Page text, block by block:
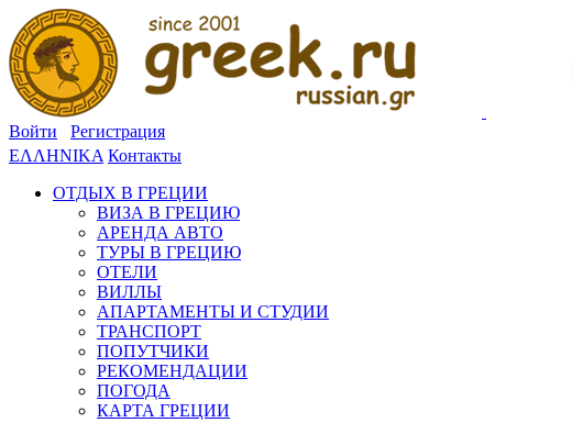
Войти
Регистрация
ΕΛΛΗΝΙΚΑ Контакты
ОТДЫХ В ГРЕЦИИ
ВИЗА В ГРЕЦИЮ
АРЕНДА АВТО
ТУРЫ В ГРЕЦИЮ
ОТЕЛИ
ВИЛЛЫ
АПАРТАМЕНТЫ И СТУДИИ
ТРАНСПОРТ
ПОПУТЧИКИ
РЕКОМЕНДАЦИИ
ПОГОДА
КАРТА ГРЕЦИИ